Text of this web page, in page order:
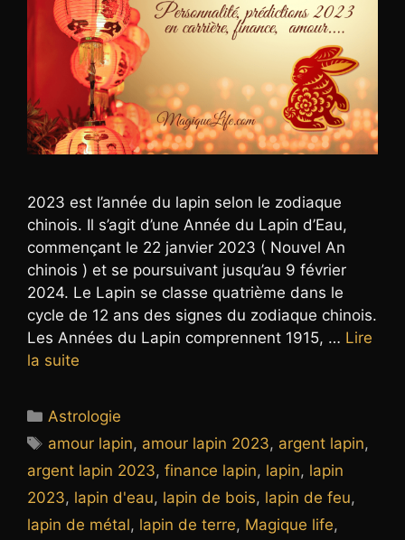
2023 est l’année du lapin selon le zodiaque
chinois. Il s’agit d’une Année du Lapin d’Eau,
commençant le 22 janvier 2023 ( Nouvel An
chinois ) et se poursuivant jusqu’au 9 février
2024. Le Lapin se classe quatrième dans le
cycle de 12 ans des signes du zodiaque chinois.
Les Années du Lapin comprennent 1915, … Lire
la suite
Catégories
Astrologie
Étiquettes
amour lapin, amour lapin 2023, argent lapin,
argent lapin 2023, finance lapin, lapin, lapin
2023, lapin d'eau, lapin de bois, lapin de feu,
lapin de métal, lapin de terre, Magique life,